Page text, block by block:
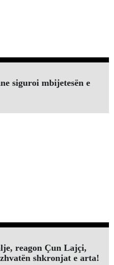
siguroi mbijetesën e
reagon Çun Lajçi,
shkronjat e arta!￼